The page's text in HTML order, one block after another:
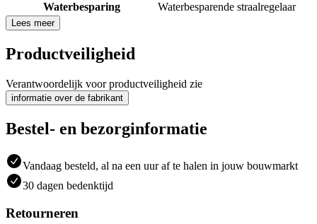
Waterbesparing
Waterbesparende straalregelaar
Lees meer
Productveiligheid
Verantwoordelijk voor productveiligheid zie
informatie over de fabrikant
Bestel- en bezorginformatie
Vandaag besteld, al na een uur af te halen in jouw bouwmarkt
30 dagen bedenktijd
Retourneren